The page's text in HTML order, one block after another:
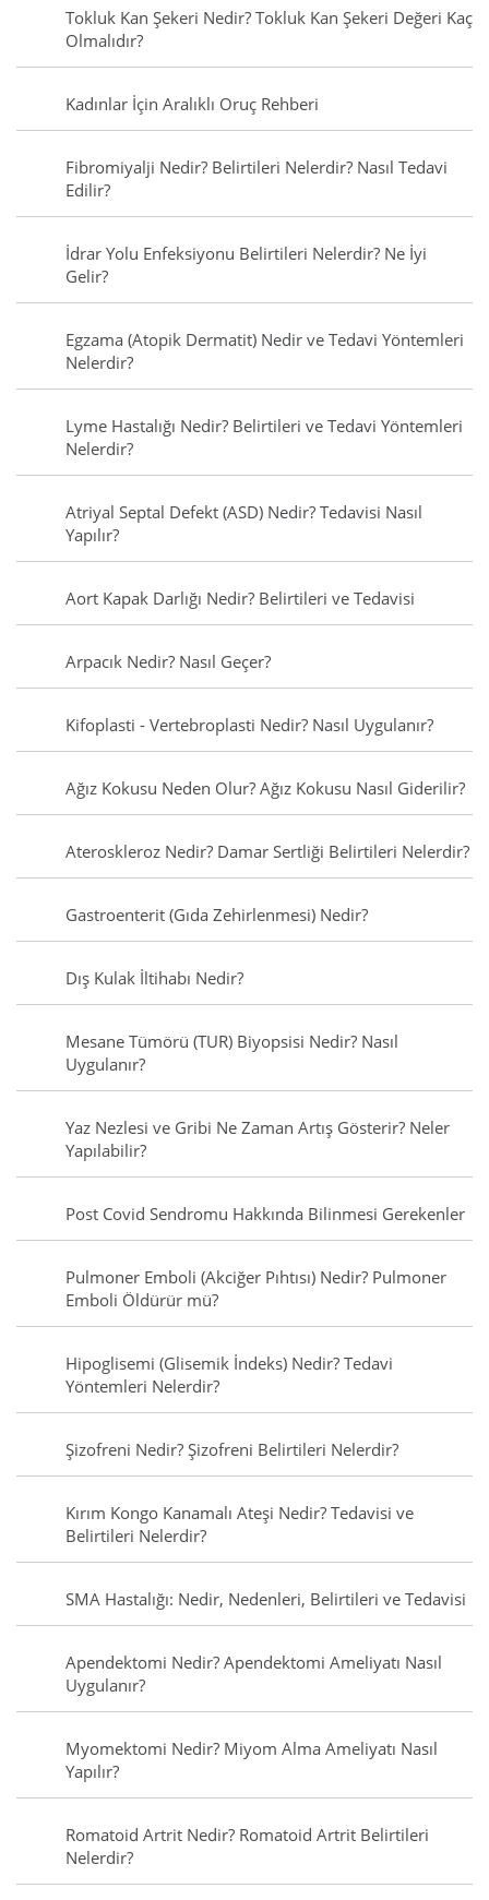
Tokluk Kan Şekeri Nedir? Tokluk Kan Şekeri Değeri Kaç
Olmalıdır?
Kadınlar İçin Aralıklı Oruç Rehberi
Fibromiyalji Nedir? Belirtileri Nelerdir? Nasıl Tedavi
Edilir?
İdrar Yolu Enfeksiyonu Belirtileri Nelerdir? Ne İyi
Gelir?
Egzama (Atopik Dermatit) Nedir ve Tedavi Yöntemleri
Nelerdir?
Lyme Hastalığı Nedir? Belirtileri ve Tedavi Yöntemleri
Nelerdir?
Atriyal Septal Defekt (ASD) Nedir? Tedavisi Nasıl
Yapılır?
Aort Kapak Darlığı Nedir? Belirtileri ve Tedavisi
Arpacık Nedir? Nasıl Geçer?
Kifoplasti - Vertebroplasti Nedir? Nasıl Uygulanır?
Ağız Kokusu Neden Olur? Ağız Kokusu Nasıl Giderilir?
Ateroskleroz Nedir? Damar Sertliği Belirtileri Nelerdir?
Gastroenterit (Gıda Zehirlenmesi) Nedir?
Dış Kulak İltihabı Nedir?
Mesane Tümörü (TUR) Biyopsisi Nedir? Nasıl
Uygulanır?
Yaz Nezlesi ve Gribi Ne Zaman Artış Gösterir? Neler
Yapılabilir?
Post Covid Sendromu Hakkında Bilinmesi Gerekenler
Pulmoner Emboli (Akciğer Pıhtısı) Nedir? Pulmoner
Emboli Öldürür mü?
Hipoglisemi (Glisemik İndeks) Nedir? Tedavi
Yöntemleri Nelerdir?
Şizofreni Nedir? Şizofreni Belirtileri Nelerdir?
Kırım Kongo Kanamalı Ateşi Nedir? Tedavisi ve
Belirtileri Nelerdir?
SMA Hastalığı: Nedir, Nedenleri, Belirtileri ve Tedavisi
Apendektomi Nedir? Apendektomi Ameliyatı Nasıl
Uygulanır?
Myomektomi Nedir? Miyom Alma Ameliyatı Nasıl
Yapılır?
Romatoid Artrit Nedir? Romatoid Artrit Belirtileri
Nelerdir?